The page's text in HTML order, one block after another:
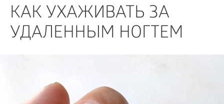
КАК УХАЖИВАТЬ ЗА
УДАЛЕННЫМ НОГТЕМ
КРАСОТА
ПСИХОЛОГИЯ